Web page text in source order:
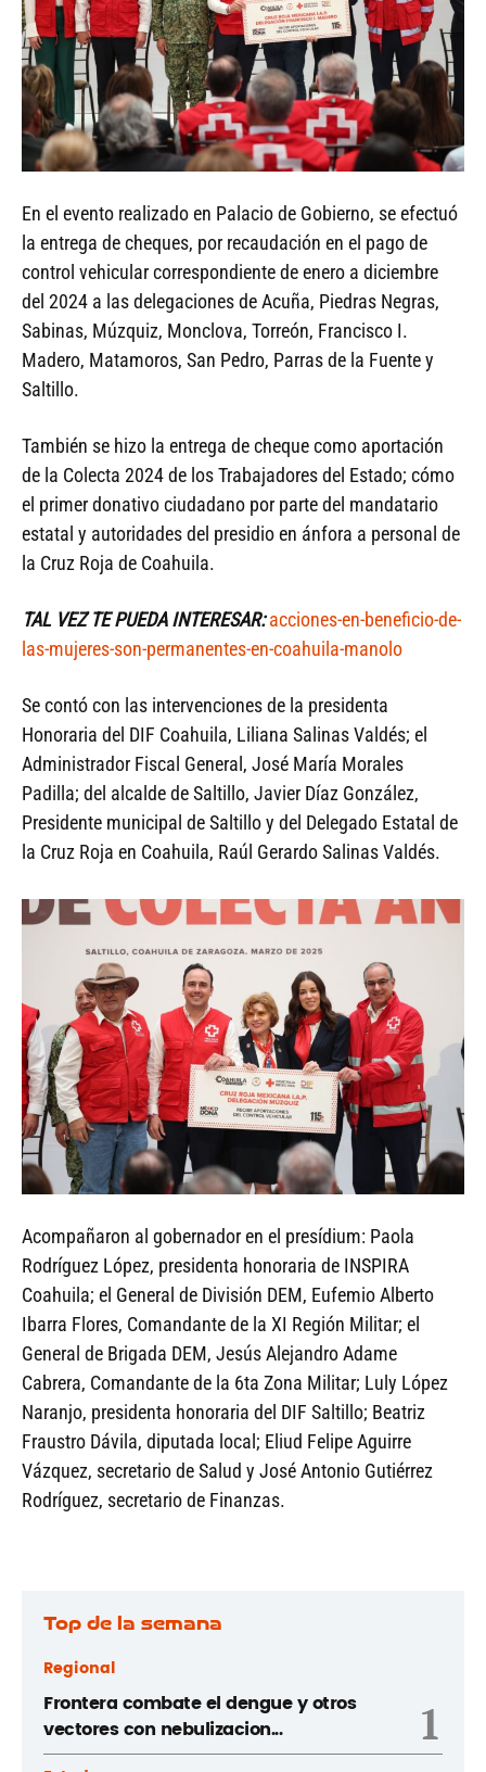
En el evento realizado en Palacio de Gobierno, se efectuó
la entrega de cheques, por recaudación en el pago de
control vehicular correspondiente de enero a diciembre
del 2024 a las delegaciones de Acuña, Piedras Negras,
Sabinas, Múzquiz, Monclova, Torreón, Francisco I.
Madero, Matamoros, San Pedro, Parras de la Fuente y
Saltillo.
También se hizo la entrega de cheque como aportación
de la Colecta 2024 de los Trabajadores del Estado; cómo
el primer donativo ciudadano por parte del mandatario
estatal y autoridades del presidio en ánfora a personal de
la Cruz Roja de Coahuila.
TAL VEZ TE PUEDA INTERESAR:acciones-en-beneficio-de-
las-mujeres-son-permanentes-en-coahuila-manolo
Se contó con las intervenciones de la presidenta
Honoraria del DIF Coahuila, Liliana Salinas Valdés; el
Administrador Fiscal General, José María Morales
Padilla; del alcalde de Saltillo, Javier Díaz González,
Presidente municipal de Saltillo y del Delegado Estatal de
la Cruz Roja en Coahuila, Raúl Gerardo Salinas Valdés.
Acompañaron al gobernador en el presídium: Paola
Rodríguez López, presidenta honoraria de INSPIRA
Coahuila; el General de División DEM, Eufemio Alberto
Ibarra Flores, Comandante de la XI Región Militar; el
General de Brigada DEM, Jesús Alejandro Adame
Cabrera, Comandante de la 6ta Zona Militar; Luly López
Naranjo, presidenta honoraria del DIF Saltillo; Beatriz
Fraustro Dávila, diputada local; Eliud Felipe Aguirre
Vázquez, secretario de Salud y José Antonio Gutiérrez
Rodríguez, secretario de Finanzas.
Top de la semana
Regional
Frontera combate el dengue y otros
vectores con nebulizacion...
1